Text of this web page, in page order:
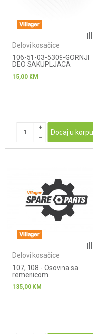
Delovi kosačice
106-51-03-5309-GORNJI
DEO SAKUPLJACA
15,00 KM
Dodaj u korpu
Delovi kosačice
107, 108 - Osovina sa
remenicom
135,00 KM